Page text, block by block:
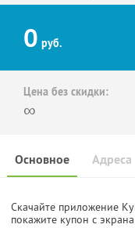
0 руб.
Цена без скидки:
∞
Основное Адреса
Скачайте приложение
покажите купон с